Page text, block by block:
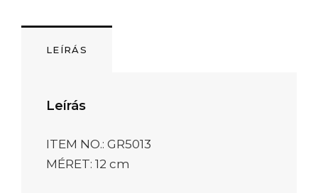
LEÍRÁS
Leírás
ITEM NO.: GR5013
MÉRET: 12 cm